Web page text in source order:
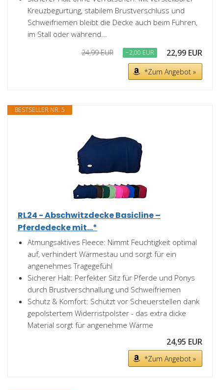
Kreuzbegurtung, stabilem Brustverschluss und
Schweifriemen bleibt die Decke auch beim Führen,
im Stall oder während...
24,99 EUR −2,00 EUR 22,99 EUR
*Zum Angebot »
BESTSELLER NR. 5
RL24 - Abschwitzdecke Basicline –
Pferdedecke mit...*
Atmungsaktives Fleece: Nimmt Feuchtigkeit optimal
auf, verhindert Wärmestau und sorgt für ein
angenehmes Tragegefühl
Sicherer Halt: Perfekter Sitz für Pferde und Ponys
durch Brustverschnallung und Schweifriemen
Schutz & Komfort: Schützt vor Scheuerstellen dank
gepolstertem Widerristpolster - das extra dicke
Material sorgt für angenehme Wärme
24,95 EUR
*Zum Angebot »